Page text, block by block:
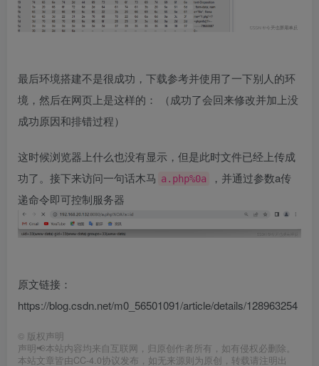
最后环境搭建不是很成功，下载参考并使用了一下别人的环
境，然后在网页上是这样的： （成功了会回来修改并加上没
成功原因和排错过程）
这时候浏览器上什么也没有显示，但是此时文件已经上传成
功了。接下来访问一句话木马 a.php%0a
，并通过参数a传
递命令即可控制服务器
原文链接：
https://blog.csdn.net/m0_56501091/article/details/128963254
© 版权声明
声明📢本站内容均来自互联网，归原创作者所有，如有侵权必删除。
本站文章皆由CC-4.0协议发布，如无来源则为原创，转载请注明出